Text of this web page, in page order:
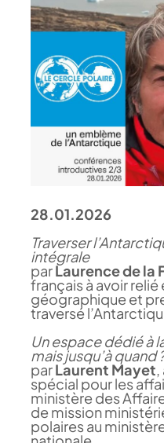
28.01.2026
Traverser
intégrale
parLaurence de la
français à avoir
géographique et
traversé
Un espace dédié à
mais jusqu’à quand
parLaurent Mayet,
spécial pour les
ministère des
de mission
polaires au